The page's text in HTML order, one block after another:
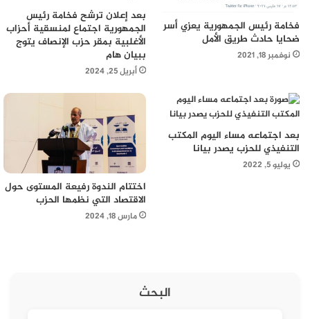
فخامة رئيس الجمهورية يعزي أسر
ضحايا حادث طريق الأمل
نوفمبر 18, 2021
بعد إعلان ترشح فخامة رئيس
الجمهورية اجتماع لمنسقية أحزاب
الأغلبية بمقر حزب الإنصاف يتوج
ببيان هام
أبريل 25, 2024
بعد اجتماعه مساء اليوم المكتب
التنفيذي للحزب يصدر بيانا
يوليو 5, 2022
اختتام الندوة رفيعة المستوى حول
الاقتصاد التي نظمها الحزب
مارس 18, 2024
البحث